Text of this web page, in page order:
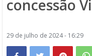
concessão
29 de julho de 2024 - 16:29